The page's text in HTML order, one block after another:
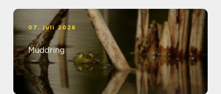
07. juli 2026
Muddring